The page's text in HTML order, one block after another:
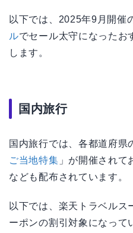
以下では、2025年9月開催
ルでセール太守になったお
します。
国内旅行
国内旅行では、各都道府県
ご当地特集 」が開催されて
なども配布されています。
以下では、楽天トラベルス
ーポンの割引対象になって